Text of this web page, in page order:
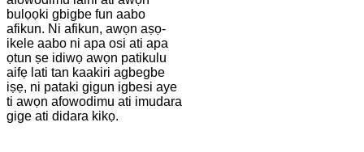
bulọọki gbigbe fun aabo
afikun. Ni afikun, awọn aṣọ-
ikele aabo ni apa osi ati apa
ọtun ṣe idiwọ awọn patikulu
aifẹ lati tan kaakiri agbegbe
iṣẹ, ni pataki gigun igbesi aye
ti awọn afowodimu ati imudara
gige ati didara kikọ.